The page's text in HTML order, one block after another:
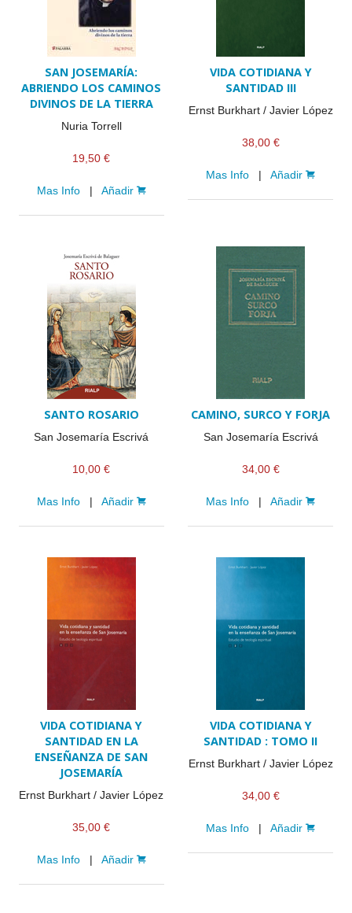
SAN JOSEMARÍA:
ABRIENDO LOS CAMINOS
DIVINOS DE LA TIERRA
Nuria Torrell
19,50 €
Mas Info| Añadir
VIDA COTIDIANA Y
SANTIDAD III
Ernst Burkhart / Javier López
38,00 €
Mas Info |Añadir
SANTO ROSARIO
San Josemaría Escrivá
10,00 €
Mas Info| Añadir
CAMINO, SURCO Y FORJA
San Josemaría Escrivá
34,00 €
Mas Info |Añadir
VIDA COTIDIANA Y
SANTIDAD EN LA
ENSEÑANZA DE SAN
JOSEMARÍA
Ernst Burkhart / Javier López
35,00 €
Mas Info| Añadir
VIDA COTIDIANA Y
SANTIDAD : TOMO II
Ernst Burkhart / Javier López
34,00 €
Mas Info |Añadir